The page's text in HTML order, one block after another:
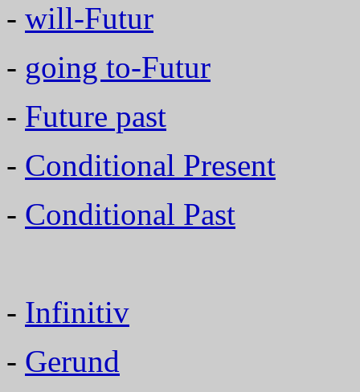
- will-Futur
- going to-Futur
- Future past
- Conditional Present
- Conditional Past
- Infinitiv
- Gerund